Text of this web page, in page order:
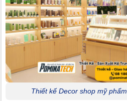
Thiết kế Decor shop mỹ